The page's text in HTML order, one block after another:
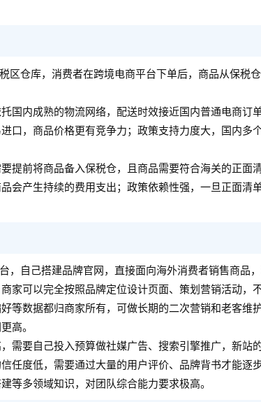
区仓库，消费者在跨境电商平台下单后，商品从保税
国内成熟的物流网络，配送时效接近国内普通电商订
口，商品价格更有竞争力；政策支持力度大，国内多
提前将商品备入保税仓，且商品需要符合海关的正面
会产生持续的费用支出；政策依赖性强，一旦正面清
，自己搭建品牌官网，直接面向海外消费者销售商品
家可以完全按照品牌定位设计页面、策划营销活动，
等数据都归商家所有，可做长期的二次营销和老客维
高。
需要自己投入预算做社媒广告、搜索引擎推广，新
任度低，需要通过大量的用户评价、品牌背书才能逐
等多领域知识，对团队综合能力要求极高。